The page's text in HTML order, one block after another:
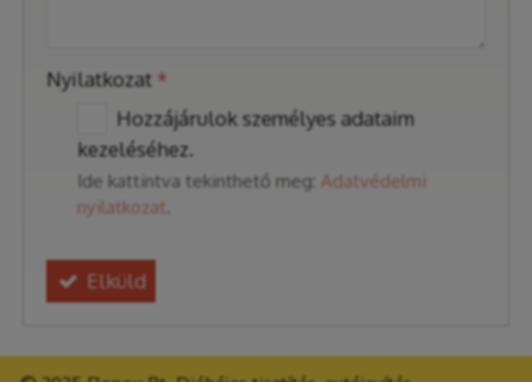
Nyilatkozat *
Hozzájárulok személyes adataim
kezeléséhez.
Ide kattintva tekinthető meg: Adatvédelmi
nyilatkozat
Elküld